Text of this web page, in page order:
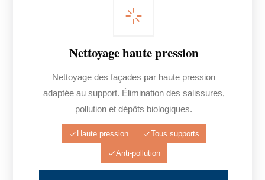
Nettoyage haute pression
Nettoyage des façades par haute pression
adaptée au support. Élimination des salissures,
pollution et dépôts biologiques.
Haute pression Tous supports
Anti-pollution